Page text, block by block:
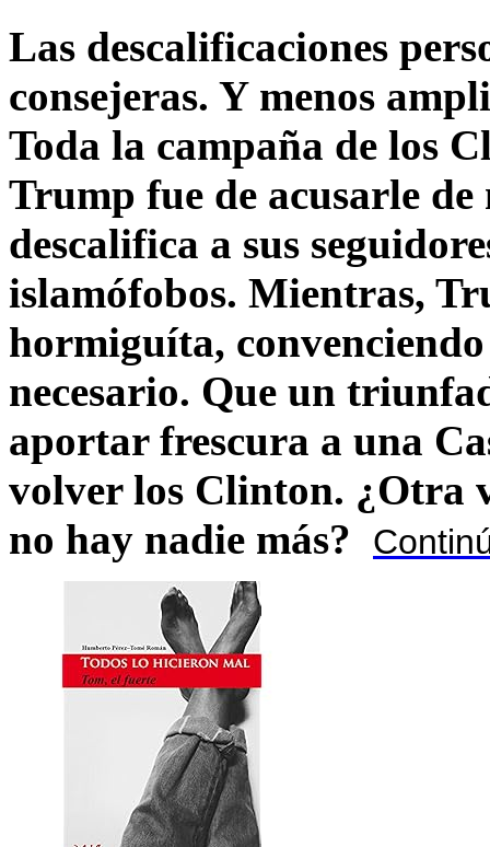
Las descalificaciones
consejeras. Y menos
Toda la campaña de los
Trump fue de acusarle
descalifica a sus
islamófobos. Mientras,
hormiguíta,
necesario. Que un
aportar frescura a una
volver los Clinton. ¿Otra
no hay nadie más?